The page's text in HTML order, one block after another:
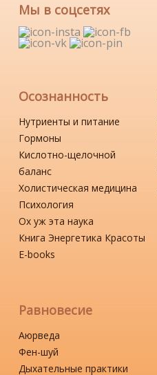
Мы в соцсетях
Осознанность
Нутриенты и питание
Гормоны
Кислотно-щелочной
баланс
Холистическая медицина
Психология
Ох уж эта наука
Книга Энергетика Красоты
Е-books
Равновесие
Аюрведа
Фен-шуй
Дыхательные практики